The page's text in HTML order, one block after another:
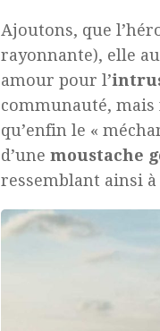
Ajoutons, que
rayonnante), elle
amour pour l’
communauté,
qu’enfin le «
d’une moustache
ressemblant ainsi